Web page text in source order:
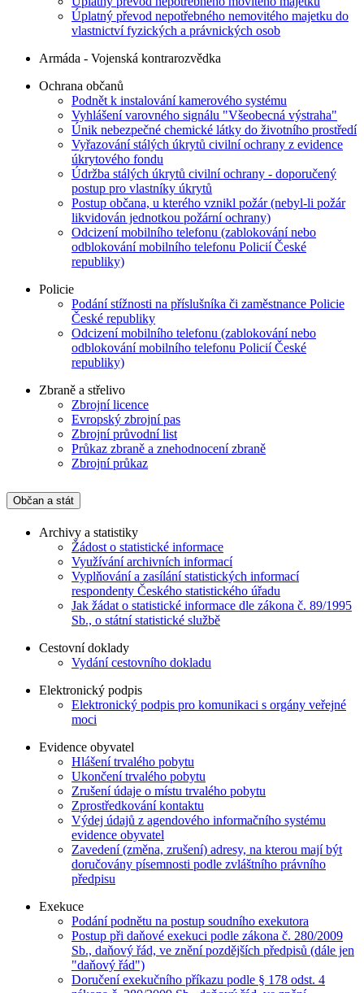
Úplatný převod nepotřebného nemovitého majetku do
vlastnictví fyzických a právnických osob
Armáda - Vojenská kontrarozvědka
Ochrana občanů
Podnět k instalování kamerového systému
Vyhlášení varovného signálu "Všeobecná výstraha"
Únik nebezpečné chemické látky do životního prostředí
Vyřazování stálých úkrytů civilní ochrany z evidence
úkrytového fondu
Údržba stálých úkrytů civilní ochrany - doporučený
postup pro vlastníky úkrytů
Postup občana, u kterého vznikl požár (nebyl-li požár
likvidován jednotkou požární ochrany)
Odcizení mobilního telefonu (zablokování nebo
odblokování mobilního telefonu Policií České
republiky)
Policie
Podání stížnosti na příslušníka či zaměstnance Policie
České republiky
Odcizení mobilního telefonu (zablokování nebo
odblokování mobilního telefonu Policií České
republiky)
Zbraně a střelivo
Zbrojní licence
Evropský zbrojní pas
Zbrojní průvodní list
Průkaz zbraně a znehodnocení zbraně
Zbrojní průkaz
Občan a stát
Archivy a statistiky
Žádost o statistické informace
Využívání archivních informací
Vyplňování a zasílání statistických informací
respondenty Českého statistického úřadu
Jak žádat o statistické informace dle zákona č. 89/1995
Sb., o státní statistické službě
Cestovní doklady
Vydání cestovního dokladu
Elektronický podpis
Elektronický podpis pro komunikaci s orgány veřejné
moci
Evidence obyvatel
Hlášení trvalého pobytu
Ukončení trvalého pobytu
Zrušení údaje o místu trvalého pobytu
Zprostředkování kontaktu
Výdej údajů z agendového informačního systému
evidence obyvatel
Zavedení (změna, zrušení) adresy, na kterou mají být
doručovány písemnosti podle zvláštního právního
předpisu
Exekuce
Podání podnětu na postup soudního exekutora
Postup při daňové exekuci podle zákona č. 280/2009
Sb., daňový řád, ve znění pozdějších předpisů (dále jen
"daňový řád")
Doručení exekučního příkazu podle § 178 odst. 4